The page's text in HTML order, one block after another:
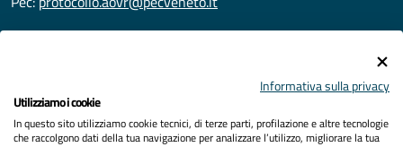
Privacy
Informativa sulla privacy
Utilizziamo i cookie
In questo sito utilizziamo cookie tecnici, di terze parti, profilazione e altre tecnologie
che raccolgono dati della tua navigazione per analizzare l’utilizzo, migliorare la tua